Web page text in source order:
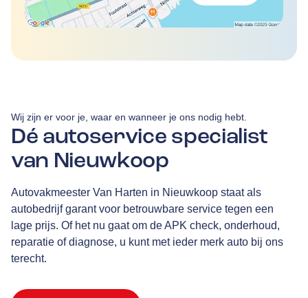
Dé autoservice specialist
van Nieuwkoop
Wij zijn er voor je, waar en wanneer je ons nodig hebt.
Autovakmeester Van Harten in Nieuwkoop staat als
autobedrijf garant voor betrouwbare service tegen een
lage prijs. Of het nu gaat om de APK check, onderhoud,
reparatie of diagnose, u kunt met ieder merk auto bij ons
terecht.